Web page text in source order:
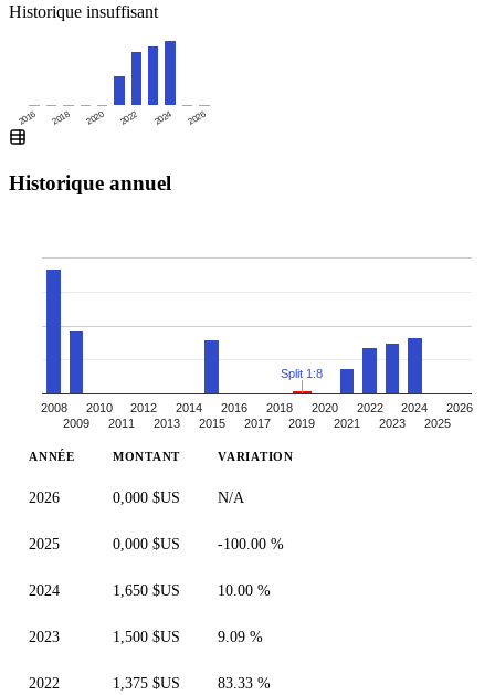
Historique insuffisant
2016 2018 2020 2022 2024 2026
Historique annuel
2008
2009
2010
2011
2012
2013
2014
2015
2016
2017
2018
2019
2020
2021
2022
2023
2024
2025
2026
Split 1:8
ANNÉE MONTANT VARIATION
2026 0,000 $US N/A
2025 0,000 $US -100.00 %
2024 1,650 $US 10.00 %
2023 1,500 $US 9.09 %
2022 1,375 $US 83.33 %